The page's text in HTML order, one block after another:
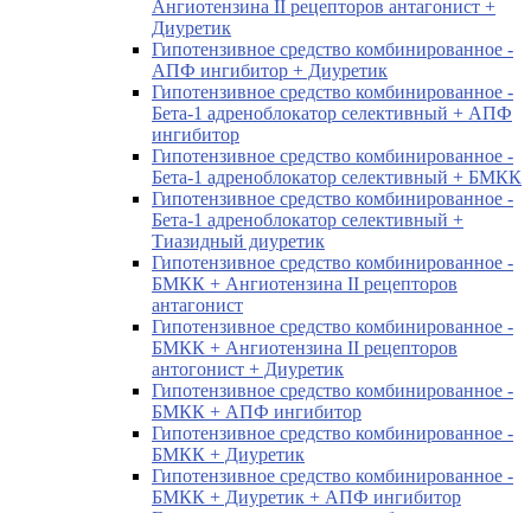
Ангиотензина II рецепторов антагонист +
Диуретик
Гипотензивное средство комбинированное -
АПФ ингибитор + Диуретик
Гипотензивное средство комбинированное -
Бета-1 адреноблокатор селективный + АПФ
ингибитор
Гипотензивное средство комбинированное -
Бета-1 адреноблокатор селективный + БМКК
Гипотензивное средство комбинированное -
Бета-1 адреноблокатор селективный +
Тиазидный диуретик
Гипотензивное средство комбинированное -
БМКК + Ангиотензина II рецепторов
антагонист
Гипотензивное средство комбинированное -
БМКК + Ангиотензина II рецепторов
антогонист + Диуретик
Гипотензивное средство комбинированное -
БМКК + АПФ ингибитор
Гипотензивное средство комбинированное -
БМКК + Диуретик
Гипотензивное средство комбинированное -
БМКК + Диуретик + АПФ ингибитор